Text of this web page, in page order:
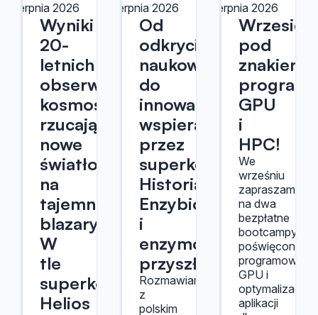
sierpnia 2026
Wyniki
20-
letnich
obserwacji
kosmosu
rzucają
nowe
światło
na
tajemnicze
blazary.
W
tle
superkomputer
Helios
7 sierpnia 2026
Od
odkrycia
naukowego
do
innowacji
wspieranej
przez
superkomputery.
Historia
Enzybiotx
i
enzymów
przyszłości
Rozmawiamy
z
polskim
6 sierpnia 2026
Wrzesień
pod
znakiem
GPU
i
HPC!
We
wrześniu
zapraszamy
na dwa
bezpłatne
bootcampy
poświęcone
programowaniu
GPU i
optymalizacji
aplikacji